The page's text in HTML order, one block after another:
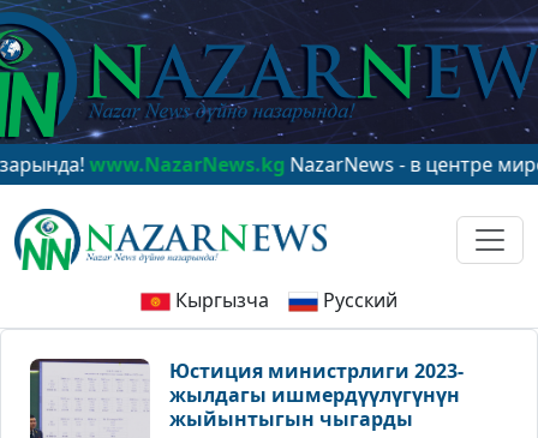
NazarNews - в центре мирового
Кыргызча Русский
Юстиция министрлиги 2023-
жылдагы ишмердүүлүгүнүн
жыйынтыгын чыгарды